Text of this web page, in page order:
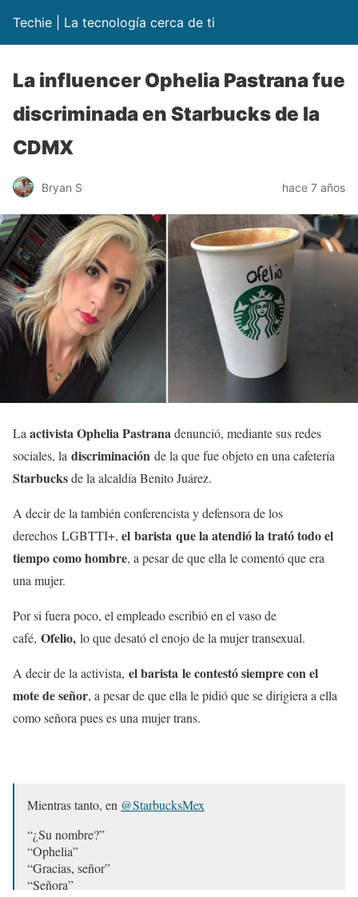
Techie | La tecnología cerca de ti
La influencer Ophelia Pastrana fue
discriminada en Starbucks de la
CDMX
Bryan S hace 7 años
Laactivista Ophelia Pastranadenunció, mediante sus redes
sociales, la discriminación de la que fue objeto en una cafetería
Starbucksde la alcaldía Benito Juárez.
A decir de la también conferencista y defensora de los
derechos LGBTTI+, el barista que la atendió la trató todo el
tiempo como hombre, a pesar de que ella le comentó que era
una mujer.
Por si fuera poco, el empleado escribió en el vaso de
café, Ofelio, lo que desató el enojo de la mujer transexual.
A decir de la activista, el barista le contestó siempre con el
mote de señor, a pesar de que ella le pidió que se dirigiera a ella
como señora pues es una mujer trans.
Mientras tanto, en @StarbucksMex
“¿Su nombre?”
“Ophelia”
“Gracias, señor”
“Señora”